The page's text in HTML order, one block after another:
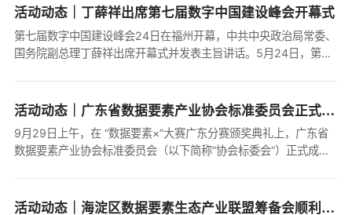
活动动态｜丁薛祥出席第七届数字中国建设峰会开幕式
第七届数字中国建设峰会24日在福州开幕，中共中央政治局常委、
国务院副总理丁薛祥出席开幕式并发表主旨讲话。5月24日，第七
活动动态｜广东省数据要素产业协会标准委员会正式成立
9月29日上午，在 “数据要素×”大赛广东分赛颁奖典礼上，广东省
数据要素产业协会标准委员会（以下简称“协会标委会”）正式成
活动动态｜海淀区数据要素生态产业联盟筹备会顺利召开